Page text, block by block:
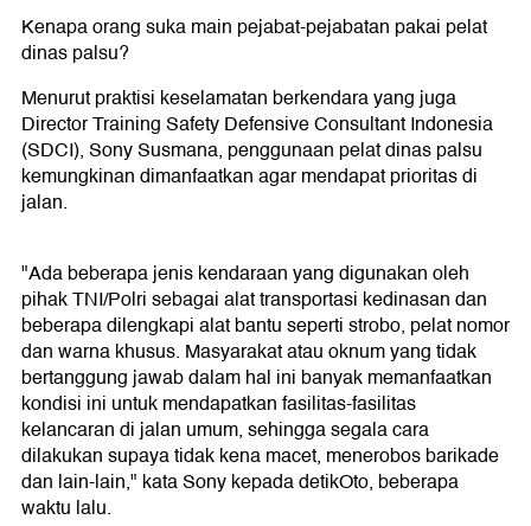
Kenapa orang suka main pejabat-pejabatan pakai pelat
dinas palsu?
Menurut praktisi keselamatan berkendara yang juga
Director Training Safety Defensive Consultant Indonesia
(SDCI), Sony Susmana, penggunaan pelat dinas palsu
kemungkinan dimanfaatkan agar mendapat prioritas di
jalan.
"Ada beberapa jenis kendaraan yang digunakan oleh
pihak TNI/Polri sebagai alat transportasi kedinasan dan
beberapa dilengkapi alat bantu seperti strobo, pelat nomor
dan warna khusus. Masyarakat atau oknum yang tidak
bertanggung jawab dalam hal ini banyak memanfaatkan
kondisi ini untuk mendapatkan fasilitas-fasilitas
kelancaran di jalan umum, sehingga segala cara
dilakukan supaya tidak kena macet, menerobos barikade
dan lain-lain," kata Sony kepada detikOto, beberapa
waktu lalu.